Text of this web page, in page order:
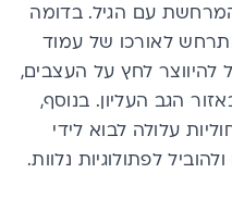
עם הגיל. בדומה
לאורכו של עמוד
להיווצר לחץ על העצבים,
הגב העליון. בנוסף,
עלולה לבוא לידי
לפתולוגיות נלוות.